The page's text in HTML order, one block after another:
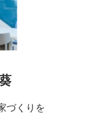
づくりを